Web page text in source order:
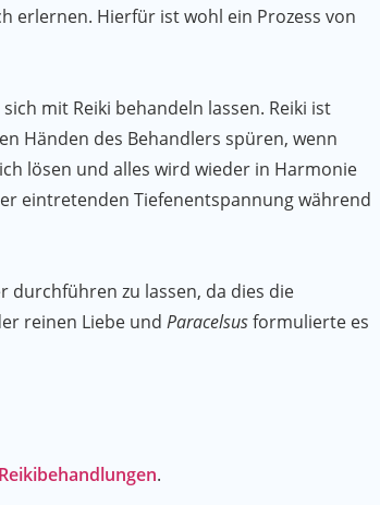
erlernen. Hierfür ist wohl ein Prozess von
mit Reiki behandeln lassen. Reiki ist
Händen des Behandlers spüren, wenn
lösen und alles wird wieder in Harmonie
eintretenden Tiefenentspannung während
durchführen zu lassen, da dies die
reinen Liebe und Paracelsusformulierte es
Reikibehandlungen.